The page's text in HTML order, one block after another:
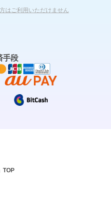
はご利用いただけません
手段
TOP